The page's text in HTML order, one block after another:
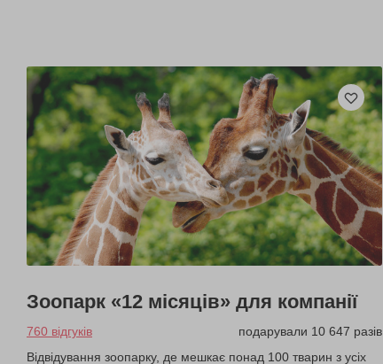
Зоопарк «12 місяців» для компанії
760 відгуків
подарували 10 647 разів
Відвідування зоопарку, де мешкає понад 100 тварин з усіх